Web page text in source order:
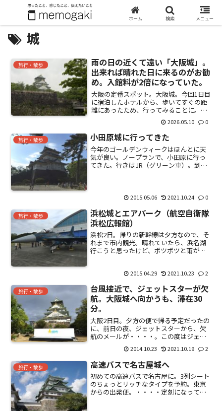
城
旅行・散歩
雨の日の近くて遠い「大阪城」。
出来れば晴れた日に来るのがお勧
め。入館料が2倍になっていた。
大阪の定番スポット。大阪城。今回1日目
に宿泊したホテルから、歩いてすぐの距
離にあったため、行ってみることに。ホ
テルにチェックイン後、荷物を置いて散
歩がてら、外に出てみると、ものすごい
雨が降っている・・・・。（写真では分
かりづらい）更に、この...
2026.05.10 0
旅行・散歩 小田原城に行ってきた
今年のゴールデンウィークはほんとに天
気が良い。ノープランで、小田原に行っ
てきた。行きはJR（グリーン車）。到
んいた。あっという間に到着...
2015.05.06 2021.10.24 0
旅行・散歩
浜松城とエアパーク（航空自衛隊
浜松広報館）
浜松2日。帰りの新幹線は夕方なので、そ
れまで市内観光。晴れていたら、浜名湖
行こうと思ったけど、ポツポツと雨が降
ーに向かう。（10時過ぎの商店
2015.04.29 2021.10.23 2
旅行・散歩
台風接近で、ジェットスターが欠
航。大阪城へ向かうも、滞在30
分。
大阪2日目。夕方の便で帰る予定だったの
に、前日の夜、ジェットスターから、欠
航のメールが・・・・。この度はジェッ
がとうございます。大変申し訳ございま
せんが、ご搭乗予定の関西 13/10/2014発
GK206...
2014.10.23 2021.10.19 2
旅行・散歩 高速バスで名古屋城へ
初めての高速バスで名古屋に。3列シート
のちょっとリッチなタイプを予約。東京
からの出発便。・・・・定刻になっても
ホーム 検索 メニュー